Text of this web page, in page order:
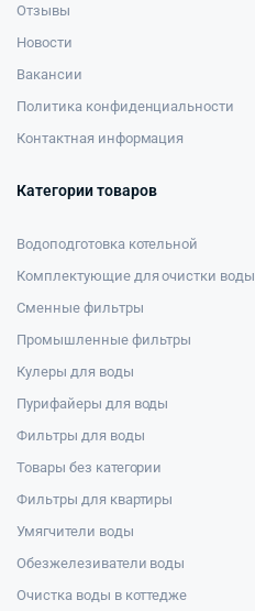
Отзывы
Новости
Вакансии
Политика конфиденциальности
Контактная информация
Категории товаров
Водоподготовка котельной
Комплектующие для очистки воды
Сменные фильтры
Промышленные фильтры
Кулеры для воды
Пурифайеры для воды
Фильтры для воды
Товары без категории
Фильтры для квартиры
Умягчители воды
Обезжелезиватели воды
Очистка воды в коттедже